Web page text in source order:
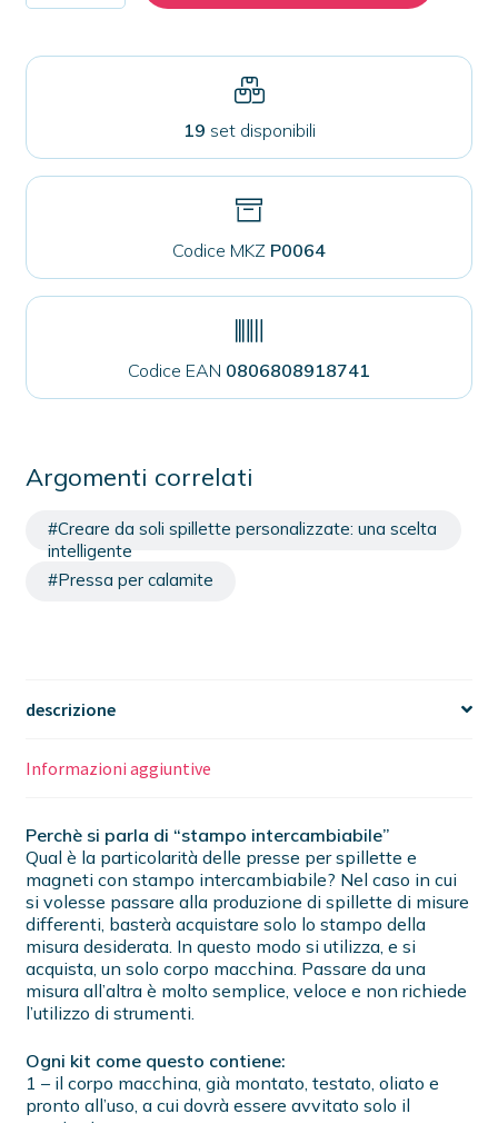
spillette
stampo
19 set disponibili
Codice MKZ P0064
Codice EAN 0806808918741
Argomenti correlati
#Creare da soli spillette personalizzate: una scelta
intelligente
#Pressa per calamite
descrizione
Informazioni aggiuntive
Perchè si parla di “stampo intercambiabile”
Qual è la particolarità delle presse per spillette e
magneti con stampo intercambiabile? Nel caso in cui
si volesse passare alla produzione di spillette di misure
differenti, basterà acquistare solo lo stampo della
misura desiderata. In questo modo si utilizza, e si
acquista, un solo corpo macchina. Passare da una
misura all’altra è molto semplice, veloce e non richiede
l’utilizzo di strumenti.
Ogni kit come questo contiene:
1 – il corpo macchina, già montato, testato, oliato e
pronto all’uso, a cui dovrà essere avvitato solo il